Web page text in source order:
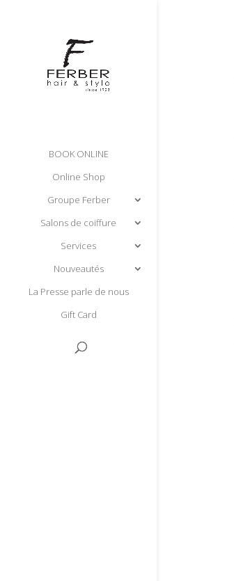
BOOK ONLINE
Online Shop
Groupe Ferber
Salons de coiffure
Services
Nouveautés
La Presse parle de nous
Gift Card